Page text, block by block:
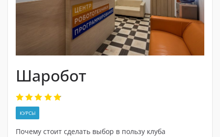
Шаробот
КУРСЫ
Почему стоит сделать выбор в пользу клуба